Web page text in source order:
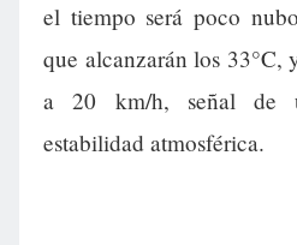
el tiempo será poco
que alcanzarán los 33°C,
a 20 km/h, señal de
estabilidad atmosférica.